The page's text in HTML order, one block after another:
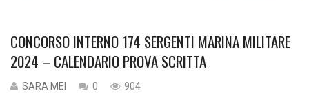
CONCORSO INTERNO 174 SERGENTI MARINA MILITARE
2024 – CALENDARIO PROVA SCRITTA
SARA MEI 0 904